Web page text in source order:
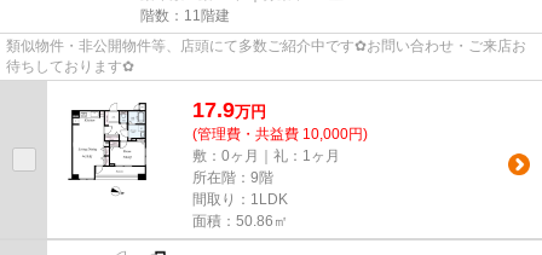
階数：11階建
類似物件・非公開物件等、店頭にて多数ご紹介中です✿お問い合わせ・ご来店お
待ちしております✿
17.9万円
(管理費・共益費 10,000円)
敷：0ヶ月｜礼：1ヶ月
所在階：9階
間取り：1LDK
面積：50.86㎡